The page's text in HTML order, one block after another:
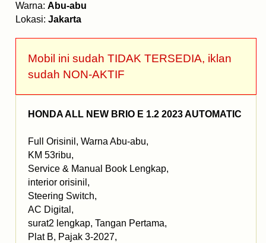
Warna: Abu-abu
Lokasi: Jakarta
Mobil ini sudah TIDAK TERSEDIA, iklan
sudah NON-AKTIF
HONDA ALL NEW BRIO E 1.2 2023 AUTOMATIC
Full Orisinil, Warna Abu-abu,
KM 53ribu,
Service & Manual Book Lengkap,
interior orisinil,
Steering Switch,
AC Digital,
surat2 lengkap, Tangan Pertama,
Plat B, Pajak 3-2027,